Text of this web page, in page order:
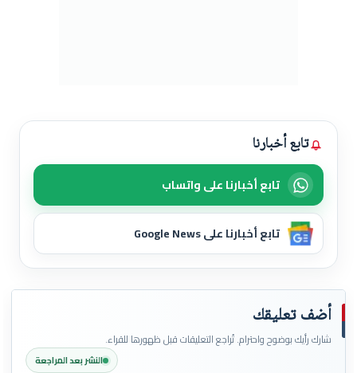
تابع أخبارنا
تابع أخبارنا على واتساب
تابع أخبارنا على Google News
أضف تعليقك
شارك رأيك بوضوح واحترام. تُراجع التعليقات قبل ظهورها للقراء.
النشر بعد المراجعة